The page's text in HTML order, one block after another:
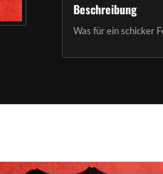
Beschreibung
Was für ein schicker